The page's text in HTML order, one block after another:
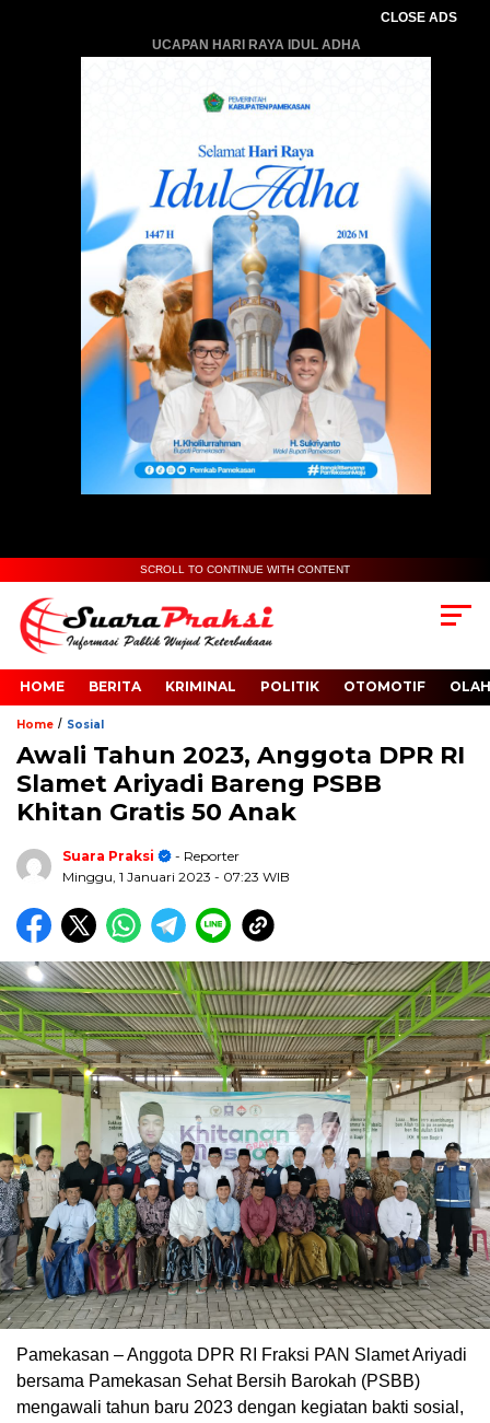
CLOSE ADS
UCAPAN HARI RAYA IDUL ADHA
SCROLL TO CONTINUE WITH CONTENT
HOME BERITA KRIMINAL POLITIK OTOMOTIF
Home / Sosial
Awali Tahun 2023, Anggota DPR RI
Slamet Ariyadi Bareng PSBB
Khitan Gratis 50 Anak
Suara Praksi
- Reporter
Minggu, 1 Januari 2023 - 07:23 WIB
Pamekasan – Anggota DPR RI Fraksi PAN Slamet Ariyadi
bersama Pamekasan Sehat Bersih Barokah (PSBB)
mengawali tahun baru 2023 dengan kegiatan bakti sosial,